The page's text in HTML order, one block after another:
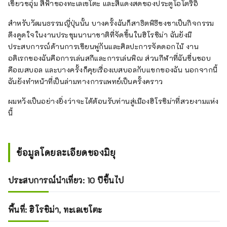
เขียวชอุ่ม สีฟ้าของทะเลเซโตะ และสีแดงสดของประตูโอโตริอิ
สำหรับวัฒนธรรมญี่ปุ่นนั้น บางครั้งฉันก็สาธิตพิธีชงชาเป็นกิจกรรม
ดึงดูดใจในงานประชุมนานาชาติที่จัดขึ้นในฮิโรชิม่า ฉันยังมี
ประสบการณ์ด้านการเขียนพู่กันและศิลปะการจัดดอกไม้ งาน
อดิเรกของฉันคือการเล่นสกีและการเล่นพิณ ส่วนกีฬาที่ฉันชื่นชอบ
คือเบสบอล และบางครั้งก็คุยเรื่องเบสบอลกับแขกของฉัน นอกจากนี้
ฉันยังทำหน้าที่เป็นล่ามทางการแพทย์เป็นครั้งคราว
ผมหวังเป็นอย่างยิ่งว่าจะได้ต้อนรับท่านสู่เมืองฮิโรชิม่าที่สวยงามแห่ง
นี้
ข้อมูลโดยละเอียดของมิยุ
ประสบการณ์นำเที่ยว: 10 ปีขึ้นไป
พื้นที่: ฮิโรชิม่า, ทะเลเซโตะ